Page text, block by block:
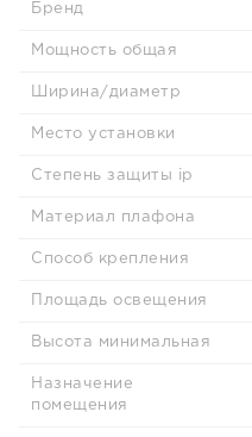
Бренд
Мощность общая
Ширина/диаметр
Место установки
Степень защиты ip
Материал плафона
Способ крепления
Площадь освещения
Высота минимальная
Назначение
помещения